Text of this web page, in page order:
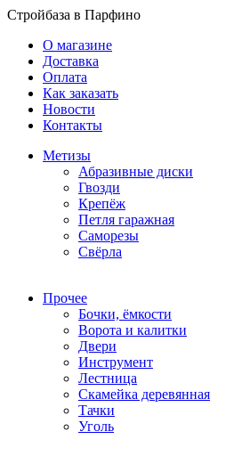
Стройбаза в Парфино
О магазине
Доставка
Оплата
Как заказать
Новости
Контакты
Метизы
Абразивные диски
Гвозди
Крепёж
Петля гаражная
Саморезы
Свёрла
Прочее
Бочки, ёмкости
Ворота и калитки
Двери
Инструмент
Лестница
Скамейка деревянная
Тачки
Уголь